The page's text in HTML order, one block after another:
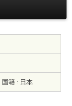
国籍 : 日本